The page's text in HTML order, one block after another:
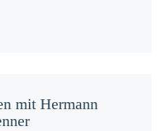
mit Hermann